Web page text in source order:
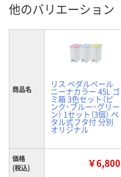
他のバリエーション
商品名 リス ペダルペール
ニーナカラー 45L ゴ
ミ箱 3色セット（ピ
ンク･ブルー･グリー
ン） 1セット（3個） ペ
タル式フタ付 分別
オリジナル
価格
(税込)
￥6,800